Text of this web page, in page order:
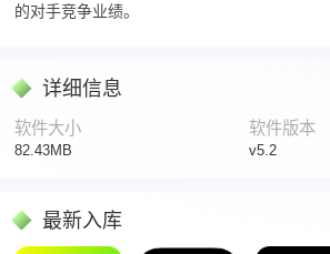
的对手竞争业绩。
详细信息
软件大小
82.43MB
软件版本
v5.2
最新入库